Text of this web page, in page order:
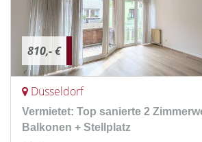
810,- €
Düsseldorf
Vermietet: Top sanierte 2
Balkonen + Stellplatz